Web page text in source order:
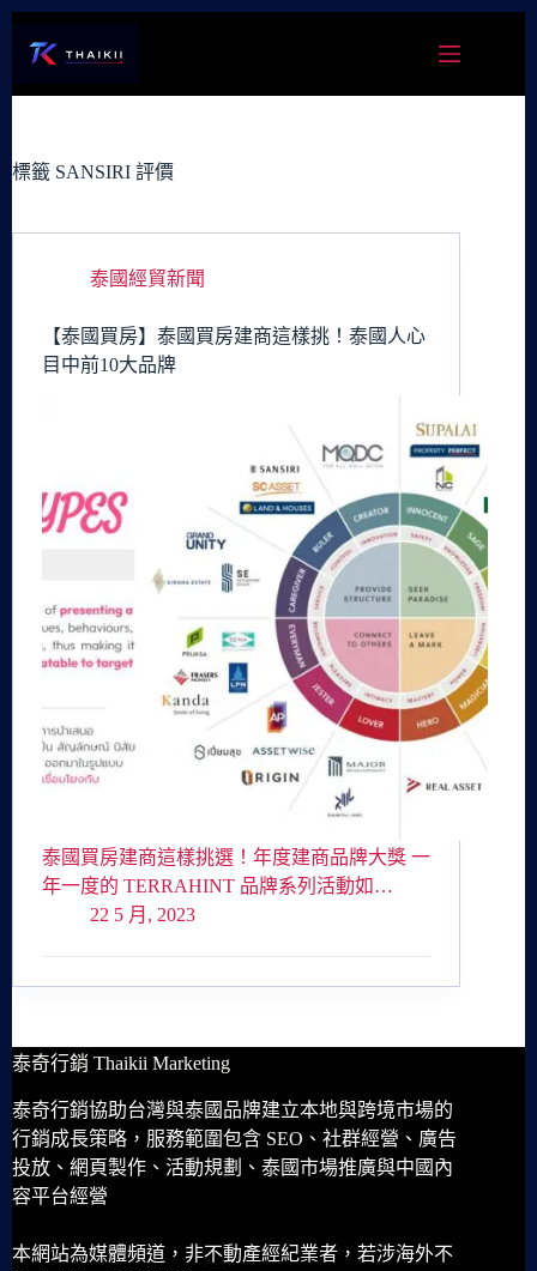
容
標籤 SANSIRI 評價
泰國經貿新聞
【泰國買房】泰國買房建商這樣挑！泰國人心
目中前10大品牌
泰國買房建商這樣挑選！年度建商品牌大獎 一
年一度的 TERRAHINT 品牌系列活動如…
22 5 月, 2023
泰奇行銷 Thaikii Marketing
泰奇行銷協助台灣與泰國品牌建立本地與跨境市場的
行銷成長策略，服務範圍包含 SEO、社群經營、廣告
投放、網頁製作、活動規劃、泰國市場推廣與中國內
容平台經營
本網站為媒體頻道，非不動產經紀業者，若涉海外不